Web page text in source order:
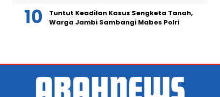
Tuntut Keadilan Kasus Sengketa Tanah,
Warga Jambi Sambangi Mabes Polri